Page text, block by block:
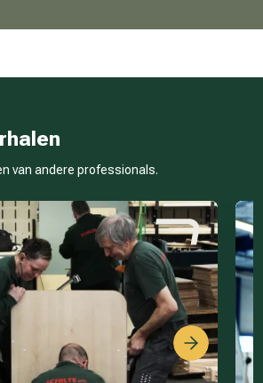
van andere professionals.
Next